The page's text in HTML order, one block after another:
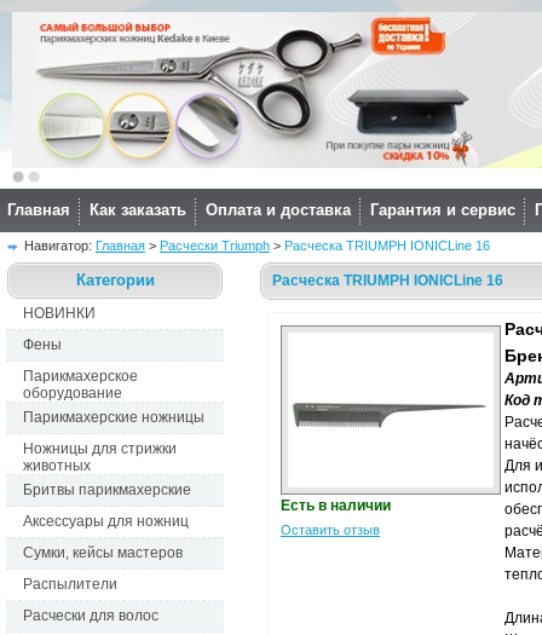
Главная Как заказать Оплата и доставка Гарантия и сервис
Навигатор: Главная > Расчески Triumph > Расческа TRIUMPH IONICLine 16
Категории
НОВИНКИ
Фены
Парикмахерское
оборудование
Парикмахерские ножницы
Ножницы для стрижки
животных
Бритвы парикмахерские
Аксессуары для ножниц
Сумки, кейсы мастеров
Распылители
Расчески для волос
Расческа TRIUMPH IONICLine 16
Есть в наличии
Оставить отзыв
Код
Для